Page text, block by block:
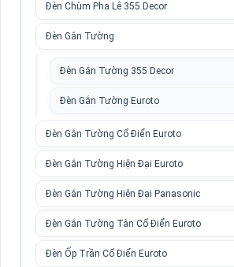
Đèn Chùm Pha Lê 355 Decor
Đèn Gắn Tường
Đèn Gắn Tường 355 Decor
Đèn Gắn Tường Euroto
Đèn Gắn Tường Cổ Điển Euroto
Đèn Gắn Tường Hiện Đại Euroto
Đèn Gắn Tường Hiện Đại Panasonic
Đèn Gắn Tường Tân Cổ Điển Euroto
Đèn Ốp Trần Cổ Điển Euroto